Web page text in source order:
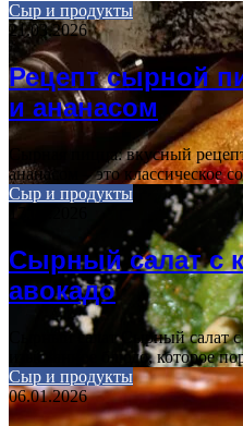
for
Сыр и продукты
21.03.2026
Рецепт сырной
и ананасом
Сырная пицца: вкусный
ананасом – это классическое
Сыр и продукты
Сырный салат с
авокадо
Сырный салат Сырный салат
изысканное блюдо, которое
Сыр и продукты
06.01.2026